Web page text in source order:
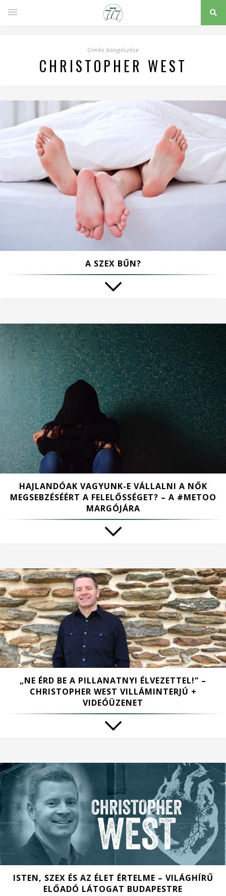
Címke böngészése
CHRISTOPHER WEST
A SZEX BŰN?
HAJLANDÓAK VAGYUNK-E VÁLLALNI A NŐK
MEGSEBZÉSÉÉRT A FELELŐSSÉGET? – A #METOO
MARGÓJÁRA
„NE ÉRD BE A PILLANATNYI ÉLVEZETTEL!” –
CHRISTOPHER WEST VILLÁMINTERJÚ +
VIDEÓÜZENET
ISTEN, SZEX ÉS AZ ÉLET ÉRTELME – VILÁGHÍRŰ
ELŐADÓ LÁTOGAT BUDAPESTRE